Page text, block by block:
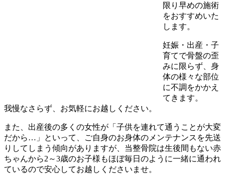
限り早めの施術
をおすすめいた
します。
妊娠・出産・子
育てで骨盤の歪
みに限らず、身
体の様々な部位
に不調をかかえ
てきます。
我慢なさらず、お気軽にお越しください。
また、出産後の多くの女性が「子供を連れて通うことが大変
だから…」といって、ご自身のお身体のメンテナンスを先送
りしてしまう傾向がありますが、当整骨院は生後間もない赤
ちゃんから2～3歳のお子様もほぼ毎日のように一緒に通われ
ているので安心してお越しくださいませ。